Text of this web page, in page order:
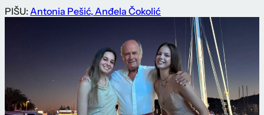
PIŠU: Antonia Pešić,Anđela Čokolić